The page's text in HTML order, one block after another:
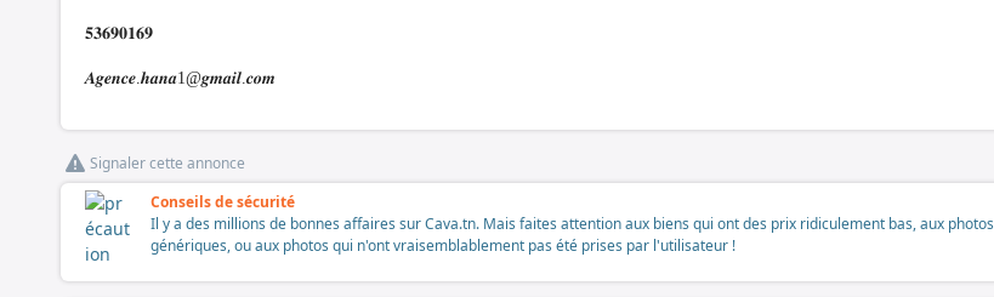
𝟓𝟑𝟔𝟗𝟎𝟏𝟔𝟗
𝑨𝒈𝒆𝒏𝒄𝒆.𝒉𝒂𝒏𝒂1@𝒈𝒎𝒂𝒊𝒍.𝒄𝒐𝒎
Signaler cette annonce
Conseils de sécurité
Il y a des millions de bonnes affaires sur Cava.tn. Mais faites attention aux biens qui ont des prix ridiculement bas, aux photos
génériques, ou aux photos qui n'ont vraisemblablement pas été prises par l'utilisateur !